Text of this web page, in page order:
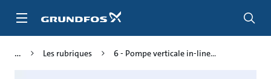
Les rubriques 6 - Pompe verticale in-line...